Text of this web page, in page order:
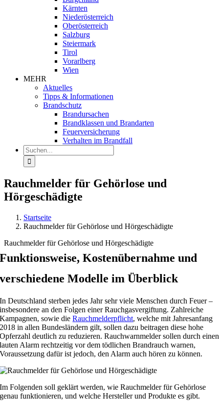
Kärnten
Niederösterreich
Oberösterreich
Salzburg
Steiermark
Tirol
Vorarlberg
Wien
MEHR
Aktuelles
Tipps & Informationen
Brandschutz
Brandursachen
Brandklassen und Brandarten
Feuerversicherung
Verhalten im Brandfall
Suche
nach:
Rauchmelder für Gehörlose und
Hörgeschädigte
Startseite
Rauchmelder für Gehörlose und Hörgeschädigte
Rauchmelder für Gehörlose und Hörgeschädigte
Funktionsweise, Kostenübernahme und
verschiedene Modelle im Überblick
In Deutschland sterben jedes Jahr sehr viele Menschen durch Feuer –
insbesondere an den Folgen einer Rauchgasvergiftung. Zahlreiche
Kampagnen, sowie dieRauchmelderpflicht, welche mit Jahresanfang
2018 in allen Bundesländern gilt, sollen dazu beitragen diese hohe
Opferzahl deutlich zu reduzieren. Rauchwarnmelder sollen durch einen
lauten Alarm rechtzeitig vor dem tödlichen Brandrauch warnen,
Voraussetzung dafür ist jedoch, den Alarm auch hören zu können.
Im Folgenden soll geklärt werden, wie Rauchmelder für Gehörlose
genau funktionieren, und welche Hersteller und Produkte es gibt.